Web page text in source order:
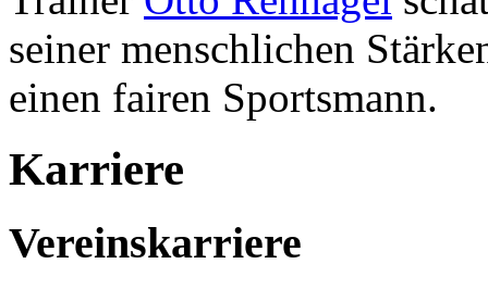
seiner menschlichen
einen fairen Sportsmann.
Karriere
Vereinskarriere